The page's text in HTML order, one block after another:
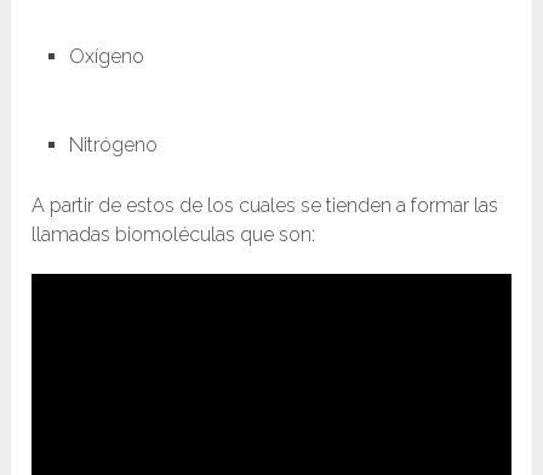
Oxígeno
Nitrógeno
A partir de estos de los cuales se tienden a formar las
llamadas biomoléculas que son: